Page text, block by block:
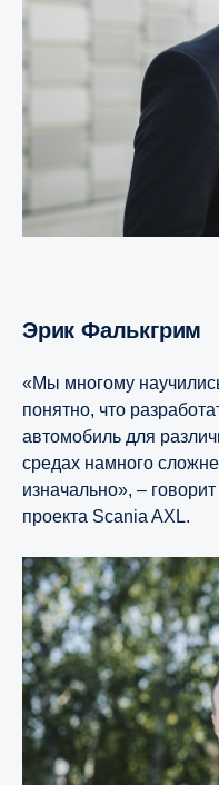
Эрик Фалькгрим
«Мы многому
понятно, что
автомобиль для
средах намного
изначально», –
проекта Scania AXL.